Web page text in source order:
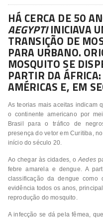
HÁ CERCA DE 50
AEGYPTIINICIAVA
TRANSIÇÃO DE
PARA URBANO.
MOSQUITO SE
PARTIR DA
AMÉRICAS E, EM
As teorias mais aceitas indicam
o continente americano por
Brasil para o tráfico de
presença do vetor em Curitiba,
início do século 20.
Ao chegar às cidades, oAedes
febre amarela e dengue. A
classificação da dengue como
evidência todos os anos,
reprodução do mosquito.
A infecção se dá pela fêmea,